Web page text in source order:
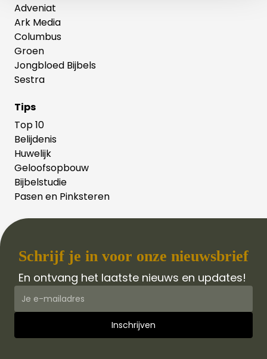
Adveniat
Ark Media
Columbus
Groen
Jongbloed Bijbels
Sestra
Tips
Top 10
Belijdenis
Huwelijk
Geloofsopbouw
Bijbelstudie
Pasen en Pinksteren
Schrijf je in voor onze nieuwsbrief
En ontvang het laatste nieuws en updates!